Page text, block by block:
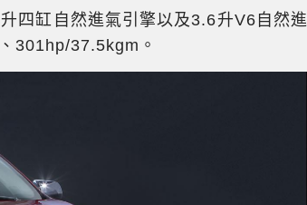
四缸自然進氣引擎以及3.6升V6自然進
301hp/37.5kgm。